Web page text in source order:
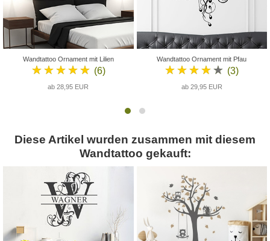
Wandtattoo Ornament mit Lilien
★★★★★ (6)
ab 28,95 EUR
Wandtattoo Ornament mit Pfau
★★★★★ (3)
ab 29,95 EUR
Diese Artikel wurden zusammen mit diesem
Wandtattoo gekauft: